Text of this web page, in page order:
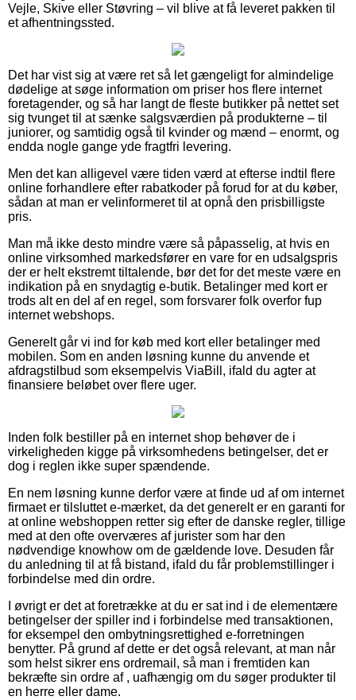
Vejle, Skive eller Støvring – vil blive at få leveret pakken til
et afhentningssted.
Det har vist sig at være ret så let gængeligt for almindelige
dødelige at søge information om priser hos flere internet
foretagender, og så har langt de fleste butikker på nettet set
sig tvunget til at sænke salgsværdien på produkterne – til
juniorer, og samtidig også til kvinder og mænd – enormt, og
endda nogle gange yde fragtfri levering.
Men det kan alligevel være tiden værd at efterse indtil flere
online forhandlere efter rabatkoder på forud for at du køber,
sådan at man er velinformeret til at opnå den prisbilligste
pris.
Man må ikke desto mindre være så påpasselig, at hvis en
online virksomhed markedsfører en vare for en udsalgspris
der er helt ekstremt tiltalende, bør det for det meste være en
indikation på en snydagtig e-butik. Betalinger med kort er
trods alt en del af en regel, som forsvarer folk overfor fup
internet webshops.
Generelt går vi ind for køb med kort eller betalinger med
mobilen. Som en anden løsning kunne du anvende et
afdragstilbud som eksempelvis ViaBill, ifald du agter at
finansiere beløbet over flere uger.
Inden folk bestiller på en internet shop behøver de i
virkeligheden kigge på virksomhedens betingelser, det er
dog i reglen ikke super spændende.
En nem løsning kunne derfor være at finde ud af om internet
firmaet er tilsluttet e-mærket, da det generelt er en garanti for
at online webshoppen retter sig efter de danske regler, tillige
med at den ofte overværes af jurister som har den
nødvendige knowhow om de gældende love. Desuden får
du anledning til at få bistand, ifald du får problemstillinger i
forbindelse med din ordre.
I øvrigt er det at foretrække at du er sat ind i de elementære
betingelser der spiller ind i forbindelse med transaktionen,
for eksempel den ombytningsrettighed e-forretningen
benytter. På grund af dette er det også relevant, at man når
som helst sikrer ens ordremail, så man i fremtiden kan
bekræfte sin ordre af , uafhængig om du søger produkter til
en herre eller dame.